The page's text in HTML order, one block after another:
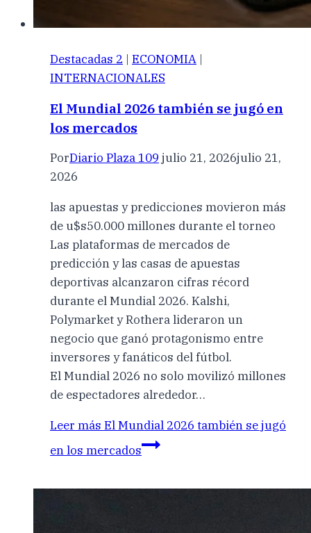
Destacadas 2 | ECONOMIA |
INTERNACIONALES
El Mundial 2026 también se jugó en
los mercados
PorDiario Plaza 109 julio 21, 2026julio 21,
2026
las apuestas y predicciones movieron más
de u$s50.000 millones durante el torneo
Las plataformas de mercados de
predicción y las casas de apuestas
deportivas alcanzaron cifras récord
durante el Mundial 2026. Kalshi,
Polymarket y Rothera lideraron un
negocio que ganó protagonismo entre
inversores y fanáticos del fútbol.
El Mundial 2026 no solo movilizó millones
de espectadores alrededor…
Leer más El Mundial 2026 también se jugó
en los mercados